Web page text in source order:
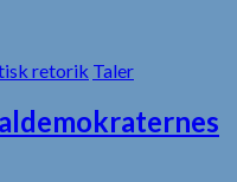
retorik Taler